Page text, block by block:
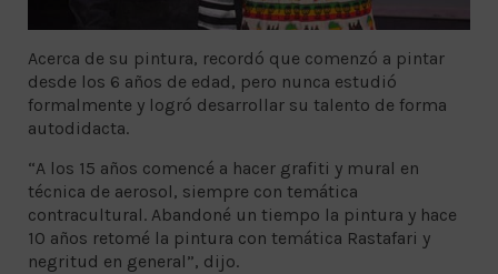
Acerca de su pintura, recordó que comenzó a pintar
desde los 6 años de edad, pero nunca estudió
formalmente y logró desarrollar su talento de forma
autodidacta.
“A los 15 años comencé a hacer grafiti y mural en
técnica de aerosol, siempre con temática
contracultural. Abandoné un tiempo la pintura y hace
10 años retomé la pintura con temática Rastafari y
negritud en general”, dijo.